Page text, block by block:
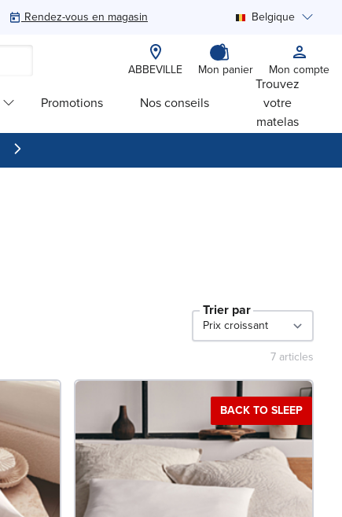
Rendez-vous en magasin Belgique
ABBEVILLE Mon panier Mon compte
Promotions Nos conseils
Trouvez
votre
matelas
Trier par
7 articles
BACK TO SLEEP